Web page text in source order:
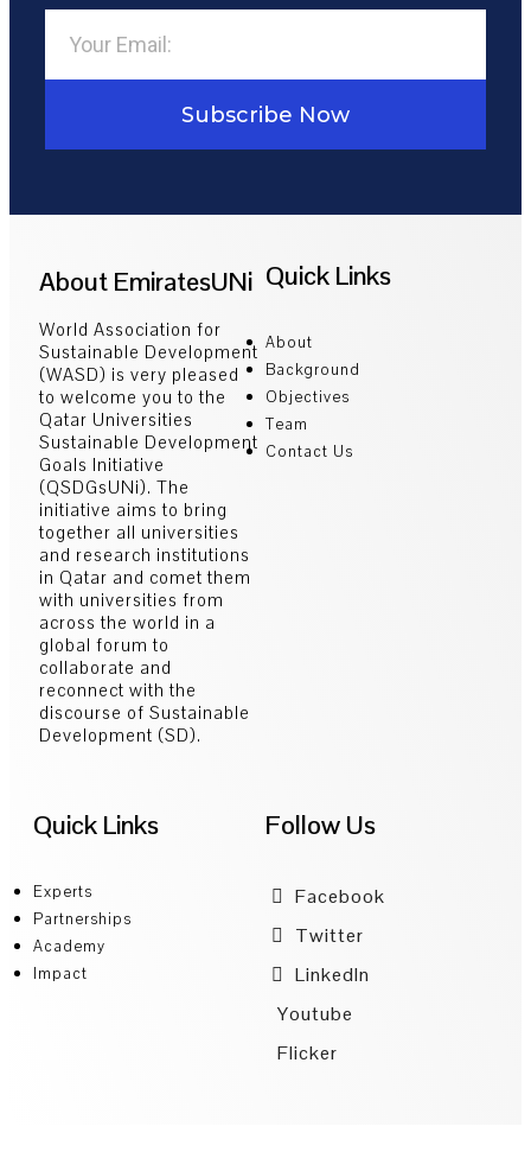
Subscribe Now
About EmiratesUNi
World Association for
Sustainable Development
(WASD) is very pleased
to welcome you to the
Qatar Universities
Sustainable Development
Goals Initiative
(QSDGsUNi). The
initiative aims to bring
together all universities
and research institutions
in Qatar and comet them
with universities from
across the world in a
global forum to
collaborate and
reconnect with the
discourse of Sustainable
Development (SD).
Quick Links
About
Background
Objectives
Team
Contact Us
Quick Links
Experts
Partnerships
Academy
Impact
Follow Us
Facebook
Twitter
LinkedIn
Youtube
Flicker